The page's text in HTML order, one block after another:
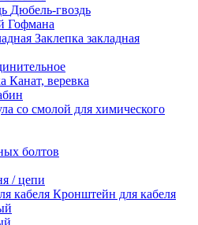
Дюбель-гвоздь
Гофмана
Заклепка закладная
Канат, веревка
со смолой для химического
болтов
/ цепи
Кронштейн для кабеля